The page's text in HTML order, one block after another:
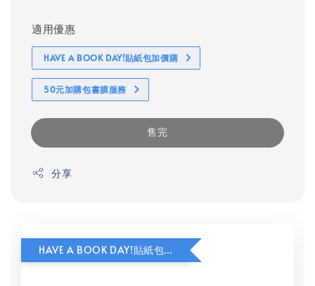
適用優惠
HAVE A BOOK DAY!貼紙包加價購
50元加購包書膜服務
售完
分享
HAVE A BOOK DAY!貼紙包加價購